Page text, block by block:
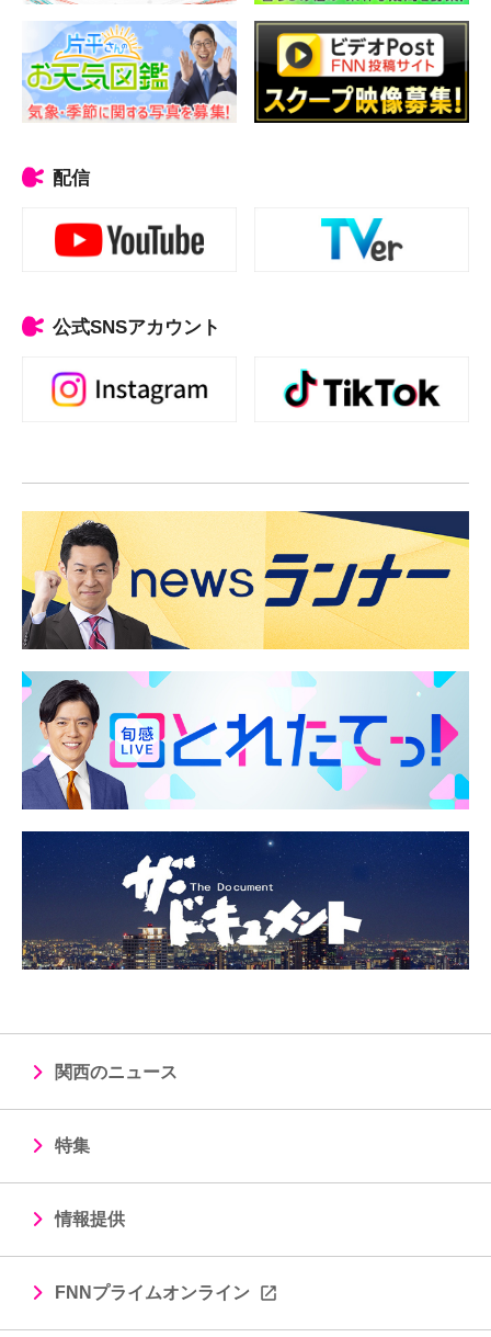
配信
公式SNSアカウント
関西のニュース
特集
情報提供
FNNプライムオンライン